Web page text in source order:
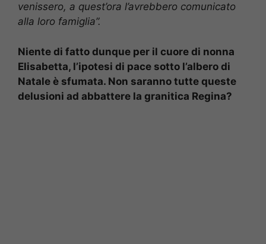
venissero, a quest’ora l’avrebbero comunicato
alla loro famiglia”.
Niente di fatto dunque per il cuore di nonna
Elisabetta, l’ipotesi di pace sotto l’albero di
Natale è sfumata. Non saranno tutte queste
delusioni ad abbattere la granitica Regina?